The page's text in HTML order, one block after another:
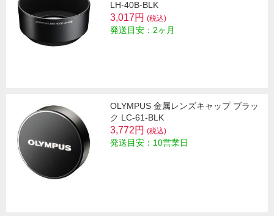
LH-40B-BLK
3,017円 (税込)
発送目安：2ヶ月
OLYMPUS 金属レンズキャップ ブラッ
ク LC-61-BLK
3,772円 (税込)
発送目安：10営業日